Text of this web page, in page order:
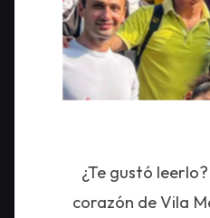
¿Te gustó
corazón de Vila